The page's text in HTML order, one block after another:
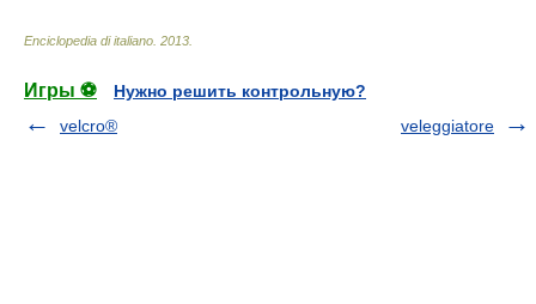
Enciclopedia di italiano 2013
Игры ⚽
Нужно решить контрольную?
velcro®
veleggiatore